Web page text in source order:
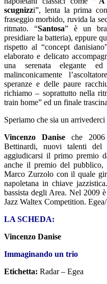
scugnizzi”, lenta la prima
fraseggio morbido, ruvida la
ritmato. “Santosa” è un
presidiare la batteria), eppure
rispetto al “concept
elaborato e delicato
una serenata elegante
malinconicamente
speranze e delle paure
richiamo – soprattutto nella
train home” ed un finale
Speriamo che sia un
Vincenzo Daniseche 2006
Bettinardi, nuovi talenti
aggiudicarsi il primo premio
anche il premio del pubblico,
Marco Zurzolo con il quale
napoletana in chiave
bassista degli Area. Nel 2009
Jazz Waltex Competition.
LA SCHEDA:
Vincenzo Danise
Immaginando un trio
Etichetta: Radar – Egea